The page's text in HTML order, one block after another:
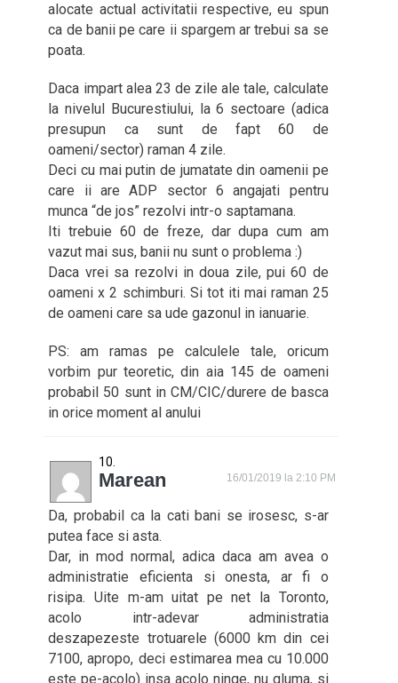
alocate actual activitatii respective, eu spun
ca de banii pe care ii spargem ar trebui sa se
poata.
Daca impart alea 23 de zile ale tale, calculate
la nivelul Bucurestiului, la 6 sectoare (adica
presupun ca sunt de fapt 60 de
oameni/sector) raman 4 zile.
Deci cu mai putin de jumatate din oamenii pe
care ii are ADP sector 6 angajati pentru
munca “de jos” rezolvi intr-o saptamana.
Iti trebuie 60 de freze, dar dupa cum am
vazut mai sus, banii nu sunt o problema :)
Daca vrei sa rezolvi in doua zile, pui 60 de
oameni x 2 schimburi. Si tot iti mai raman 25
de oameni care sa ude gazonul in ianuarie.
PS: am ramas pe calculele tale, oricum
vorbim pur teoretic, din aia 145 de oameni
probabil 50 sunt in CM/CIC/durere de basca
in orice moment al anului
Marean 16/01/2019 la 2:10 PM
Da, probabil ca la cati bani se irosesc, s-ar
putea face si asta.
Dar, in mod normal, adica daca am avea o
administratie eficienta si onesta, ar fi o
risipa. Uite m-am uitat pe net la Toronto,
acolo intr-adevar administratia
deszapezeste trotuarele (6000 km din cei
7100, apropo, deci estimarea mea cu 10.000
este pe-acolo) insa acolo ninge, nu gluma, si